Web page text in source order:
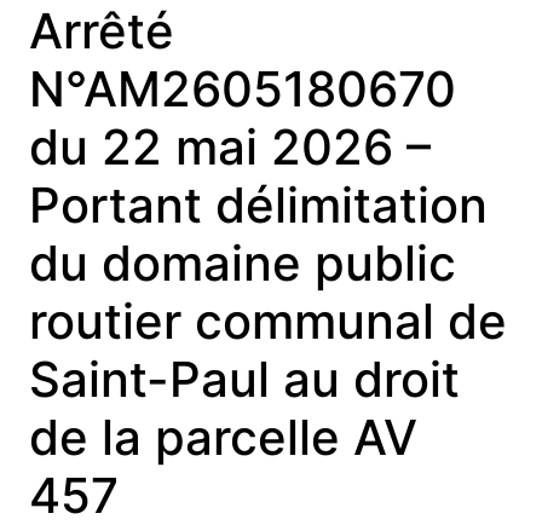
Arrêté
N°AM2605180670
du 22 mai 2026 –
Portant délimitation
du domaine public
routier communal de
Saint-Paul au droit
de la parcelle AV
457